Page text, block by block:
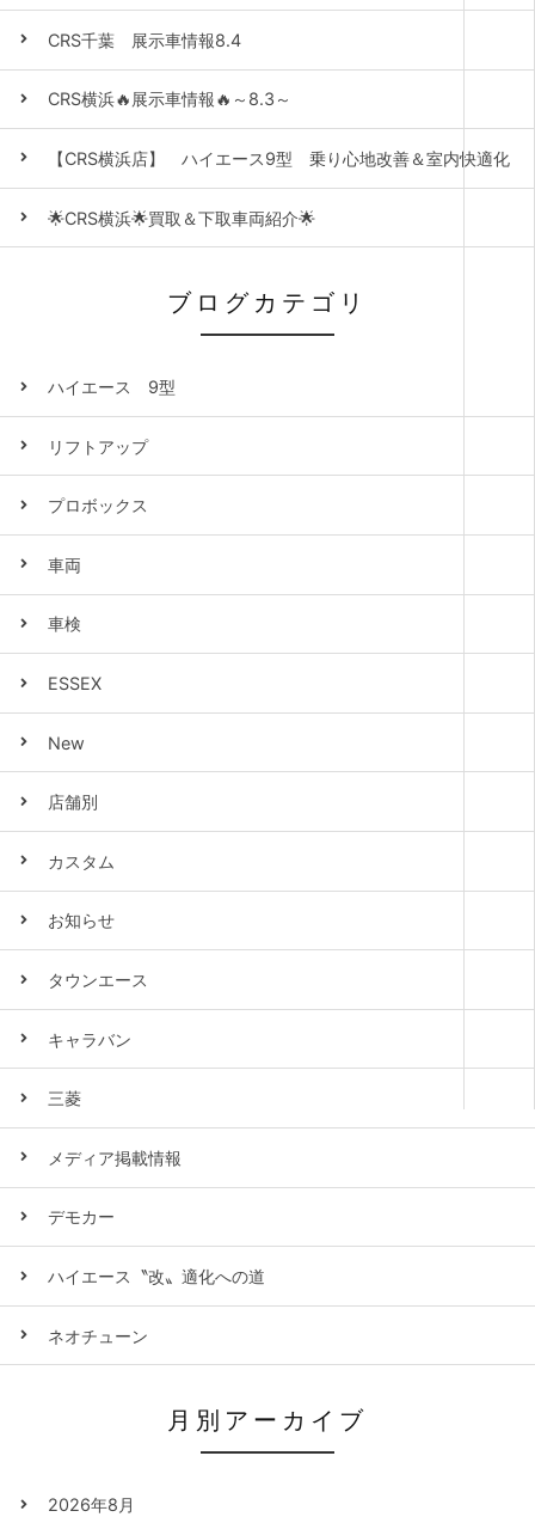
CRS千葉 展示車情報8.4
CRS横浜🔥展示車情報🔥～8.3～
【CRS横浜店】 ハイエース9型 乗り心地改善＆室内快適化
🌟CRS横浜🌟買取＆下取車両紹介🌟
ブログカテゴリ
ハイエース 9型
リフトアップ
プロボックス
車両
車検
ESSEX
New
店舗別
カスタム
お知らせ
タウンエース
キャラバン
三菱
メディア掲載情報
デモカー
ハイエース〝改〟適化への道
ネオチューン
月別アーカイブ
2026年8月